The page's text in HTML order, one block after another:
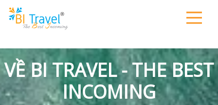
VỀ BI TRAVEL - THE BEST
INCOMING